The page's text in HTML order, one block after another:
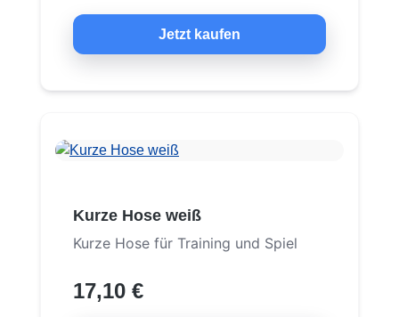
Jetzt kaufen
Kurze Hose weiß
Kurze Hose für Training und Spiel
17,10 €